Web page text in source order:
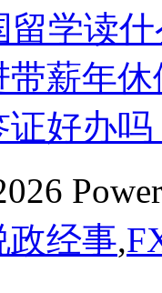
留学读
带薪年
证好办吗
政经事,